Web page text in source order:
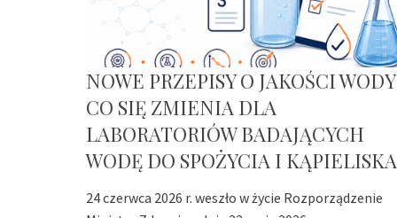
NOWE PRZEPISY O JAKOŚCI
CO SIĘ ZMIENIA DLA
LABORATORIÓW BADAJĄCYCH
WODĘ DO SPOŻYCIA I KĄPIELISKA
24 czerwca 2026 r. weszło w życie Rozporządzenie